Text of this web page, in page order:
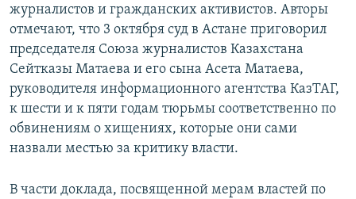
журналистов и гражданских активистов. Авторы
отмечают, что 3 октября суд в Астане приговорил
председателя Союза журналистов Казахстана
Сейтказы Матаева и его сына Асета Матаева,
руководителя информационного агентства КазТАГ,
к шести и к пяти годам тюрьмы соответственно по
обвинениям о хищениях, которые они сами
назвали местью за критику власти.
В части доклада, посвященной мерам властей по